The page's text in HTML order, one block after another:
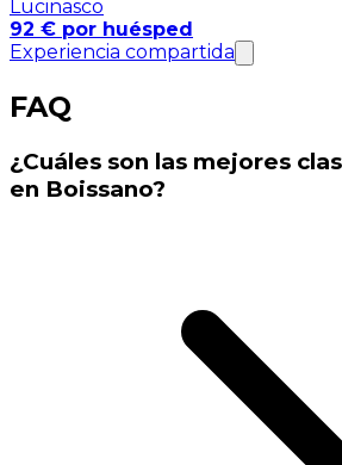
Lucinasco
92 € por huésped
Experiencia compartida
FAQ
¿Cuáles son las mejores
en Boissano?